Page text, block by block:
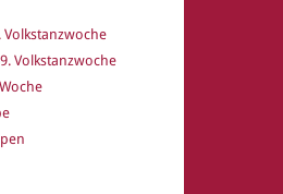
Volkstanzwoche
Volkstanzwoche